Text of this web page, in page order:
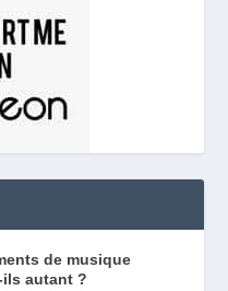
de musique
autant ?